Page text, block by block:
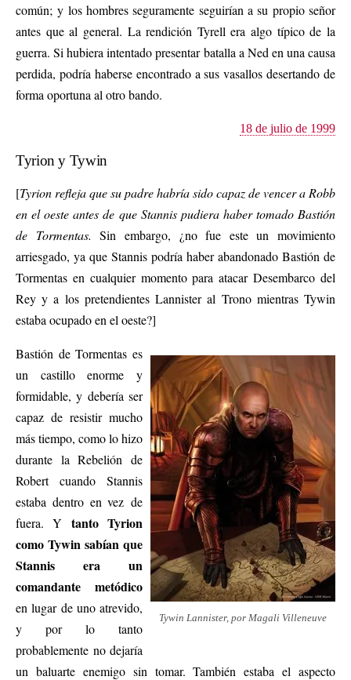
común; y los hombres seguramente seguirían a su propio señor
antes que al general. La rendición Tyrell era algo típico de la
guerra. Si hubiera intentado presentar batalla a Ned en una causa
perdida, podría haberse encontrado a sus vasallos desertando de
forma oportuna al otro bando.
18 de julio de 1999
Tyrion y Tywin
[Tyrion refleja que su padre habría sido capaz de vencer a Robb
en el oeste antes de que Stannis pudiera haber tomado Bastión
de Tormentas. Sin embargo, ¿no fue este un movimiento
arriesgado, ya que Stannis podría haber abandonado Bastión de
Tormentas en cualquier momento para atacar Desembarco del
Rey y a los pretendientes Lannister al Trono mientras Tywin
estaba ocupado en el oeste?]
Tywin Lannister, por Magali Villeneuve
Bastión de Tormentas es
un castillo enorme y
formidable, y debería ser
capaz de resistir mucho
más tiempo, como lo hizo
durante la Rebelión de
Robert cuando Stannis
estaba dentro en vez de
fuera. Y tanto Tyrion
como Tywin sabían que
Stannis era un
comandante metódico
en lugar de uno atrevido,
y por lo tanto
probablemente no dejaría
un baluarte enemigo sin tomar. También estaba el aspecto